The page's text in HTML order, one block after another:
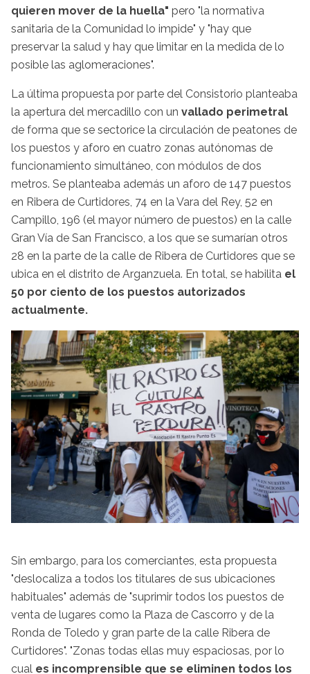
quieren mover de la huella" pero "la normativa
sanitaria de la Comunidad lo impide" y "hay que
preservar la salud y hay que limitar en la medida de lo
posible las aglomeraciones".
La última propuesta por parte del Consistorio planteaba
la apertura del mercadillo con un vallado perimetral
de forma que se sectorice la circulación de peatones de
los puestos y aforo en cuatro zonas autónomas de
funcionamiento simultáneo, con módulos de dos
metros. Se planteaba además un aforo de 147 puestos
en Ribera de Curtidores, 74 en la Vara del Rey, 52 en
Campillo, 196 (el mayor número de puestos) en la calle
Gran Vía de San Francisco, a los que se sumarían otros
28 en la parte de la calle de Ribera de Curtidores que se
ubica en el distrito de Arganzuela. En total, se habilita el
50 por ciento de los puestos autorizados
actualmente.
Sin embargo, para los comerciantes, esta propuesta
"deslocaliza a todos los titulares de sus ubicaciones
habituales" además de "suprimir todos los puestos de
venta de lugares como la Plaza de Cascorro y de la
Ronda de Toledo y gran parte de la calle Ribera de
Curtidores". "Zonas todas ellas muy espaciosas, por lo
cual es incomprensible que se eliminen todos los